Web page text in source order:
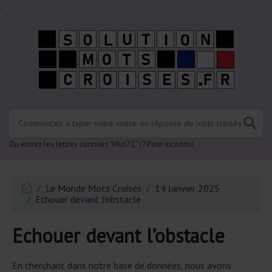
.
Ou entrez les lettres connues "Mus? C" (? Pour inconnu)
Le Monde Mots Croisés
14 Janvier 2025
Echouer devant l’obstacle
Echouer devant l’obstacle
En cherchant dans notre base de données, nous avons